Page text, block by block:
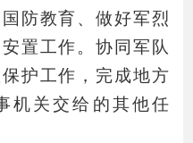
防教育、做好军烈
置工作。协同军队
护工作，完成地方
机关交给的其他任